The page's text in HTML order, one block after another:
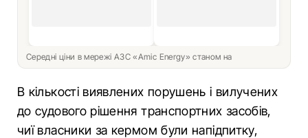
Середні ціни в мережі АЗС «Amic Energy» станом на
В кількості виявлених порушень і вилучених
до судового рішення транспортних засобів,
чиї власники за кермом були напідпитку,